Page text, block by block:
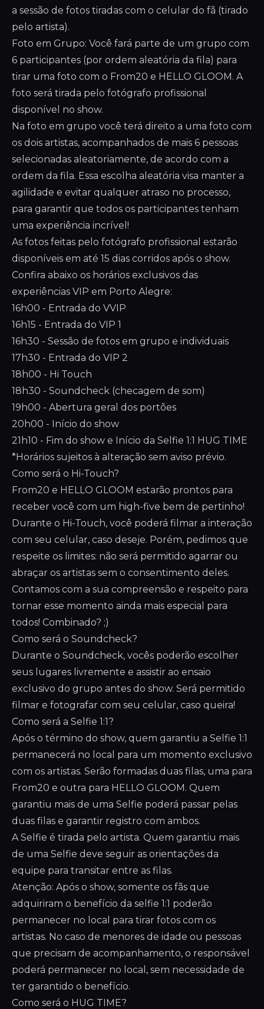
a sessão de fotos tiradas com o celular do fã (tirado
pelo artista).
Foto em Grupo: Você fará parte de um grupo com
6 participantes (por ordem aleatória da fila) para
tirar uma foto com o From20 e HELLO GLOOM. A
foto será tirada pelo fotógrafo profissional
disponível no show.
Na foto em grupo você terá direito a uma foto com
os dois artistas, acompanhados de mais 6 pessoas
selecionadas aleatoriamente, de acordo com a
ordem da fila. Essa escolha aleatória visa manter a
agilidade e evitar qualquer atraso no processo,
para garantir que todos os participantes tenham
uma experiência incrível!
As fotos feitas pelo fotógrafo profissional estarão
disponíveis em até 15 dias corridos após o show.
Confira abaixo os horários exclusivos das
experiências VIP em Porto Alegre:
16h00 - Entrada do VVIP
16h15 - Entrada do VIP 1
16h30 - Sessão de fotos em grupo e individuais
17h30 - Entrada do VIP 2
18h00 - Hi Touch
18h30 - Soundcheck (checagem de som)
19h00 - Abertura geral dos portões
20h00 - Início do show
21h10 - Fim do show e Início da Selfie 1:1 HUG TIME
*Horários sujeitos à alteração sem aviso prévio.
Como será o Hi-Touch?
From20 e HELLO GLOOM estarão prontos para
receber você com um high-five bem de pertinho!
Durante o Hi-Touch, você poderá filmar a interação
com seu celular, caso deseje. Porém, pedimos que
respeite os limites: não será permitido agarrar ou
abraçar os artistas sem o consentimento deles.
Contamos com a sua compreensão e respeito para
tornar esse momento ainda mais especial para
todos! Combinado? ;)
Como será o Soundcheck?
Durante o Soundcheck, vocês poderão escolher
seus lugares livremente e assistir ao ensaio
exclusivo do grupo antes do show. Será permitido
filmar e fotografar com seu celular, caso queira!
Como será a Selfie 1:1?
Após o término do show, quem garantiu a Selfie 1:1
permanecerá no local para um momento exclusivo
com os artistas. Serão formadas duas filas, uma para
From20 e outra para HELLO GLOOM. Quem
garantiu mais de uma Selfie poderá passar pelas
duas filas e garantir registro com ambos.
A Selfie é tirada pelo artista. Quem garantiu mais
de uma Selfie deve seguir as orientações da
equipe para transitar entre as filas.
Atenção: Após o show, somente os fãs que
adquiriram o benefício da selfie 1:1 poderão
permanecer no local para tirar fotos com os
artistas. No caso de menores de idade ou pessoas
que precisam de acompanhamento, o responsável
poderá permanecer no local, sem necessidade de
ter garantido o benefício.
Como será o HUG TIME?